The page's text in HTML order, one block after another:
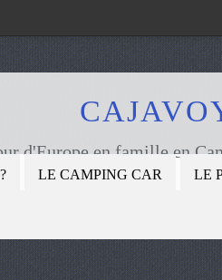
d'Europe en famille en
LE CAMPING CAR LE